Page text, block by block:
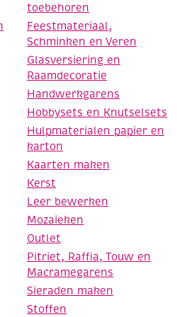
toebehoren
Feestmateriaal,
Schminken en Veren
Glasversiering en
Raamdecoratie
Handwerkgarens
Hobbysets en Knutselsets
Hulpmaterialen papier en
karton
Kaarten maken
Kerst
Leer bewerken
Mozaieken
Outlet
Pitriet, Raffia, Touw en
Macramegarens
Sieraden maken
Stoffen